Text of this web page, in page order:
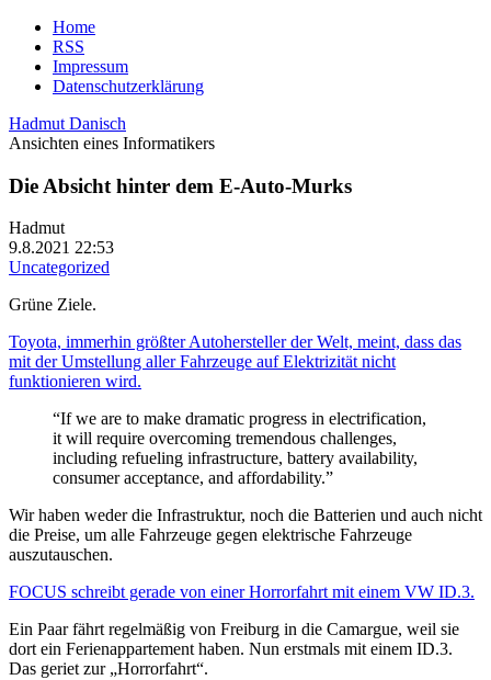
Home
RSS
Impressum
Datenschutzerklärung
Hadmut Danisch
Ansichten eines Informatikers
Die Absicht hinter dem E-Auto-Murks
Hadmut
9.8.2021 22:53
Uncategorized
Grüne Ziele.
Toyota, immerhin größter Autohersteller der Welt, meint, dass das
mit der Umstellung aller Fahrzeuge auf Elektrizität nicht
funktionieren wird.
“If we are to make dramatic progress in electrification,
it will require overcoming tremendous challenges,
including refueling infrastructure, battery availability,
consumer acceptance, and affordability.”
Wir haben weder die Infrastruktur, noch die Batterien und auch nicht
die Preise, um alle Fahrzeuge gegen elektrische Fahrzeuge
auszutauschen.
FOCUS schreibt gerade von einer Horrorfahrt mit einem VW ID.3.
Ein Paar fährt regelmäßig von Freiburg in die Camargue, weil sie
dort ein Ferienappartement haben. Nun erstmals mit einem ID.3.
Das geriet zur „Horrorfahrt“.